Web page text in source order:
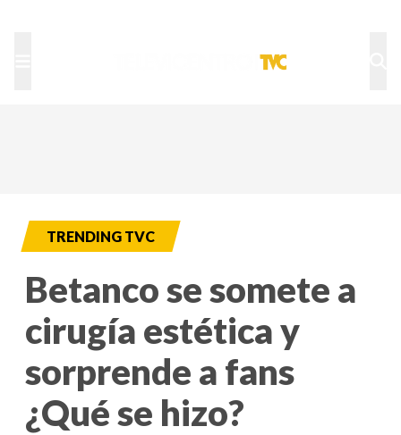
TRENDING TVC
Betanco se somete a
cirugía estética y
sorprende a fans
¿Qué se hizo?